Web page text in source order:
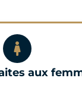
aux